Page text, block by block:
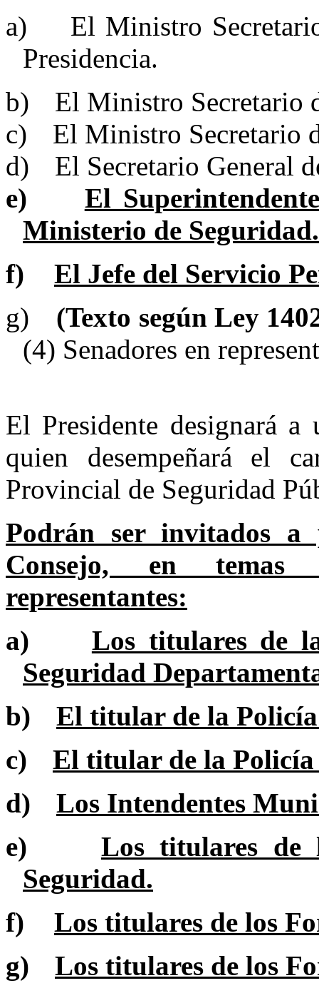
a)
El Ministro
Presidencia.
b)
El Ministro Secretario
c)
El Ministro Secretario
d)
El Secretario General
e)
El
Ministerio de Seguridad.
f)
El Jefe del Servicio
g)
(Texto según Ley
(4) Senadores en
El Presidente designará
quien desempeñará el
Provincial de Seguridad
Podrán ser invitados a
Consejo, en temas
representantes:
a)
Los titulares de
Seguridad
b)
El titular de la
c)
El titular de la
d)
Los Intendentes
e)
Los titulares de
Seguridad.
f)
Los titulares de los
g)
Los titulares de los